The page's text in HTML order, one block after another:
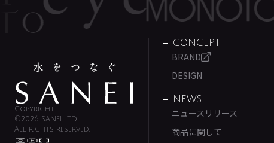
Copyright
©2026 SANEI LTD.
All rights reserved.
CONCEPT
BRAND
DESIGN
NEWS
ニュースリリース
商品に関して